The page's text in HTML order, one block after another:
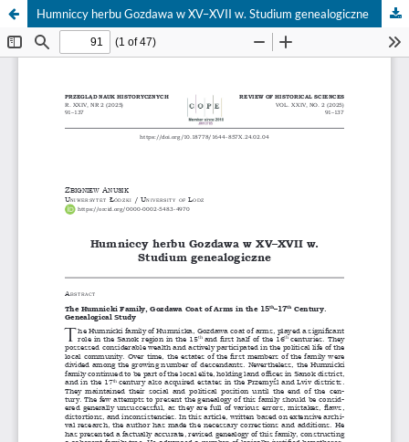
Humniccy herbu Gozdawa w XV–XVII w. Studium genealogiczne